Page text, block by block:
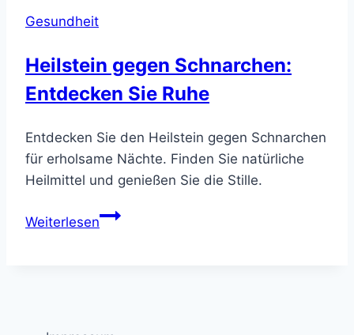
Gesundheit
Heilstein gegen Schnarchen:
Entdecken Sie Ruhe
Entdecken Sie den Heilstein gegen Schnarchen
für erholsame Nächte. Finden Sie natürliche
Heilmittel und genießen Sie die Stille.
WeiterlesenHeilstein